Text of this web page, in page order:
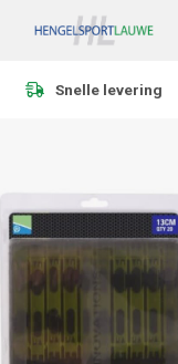
Snelle levering